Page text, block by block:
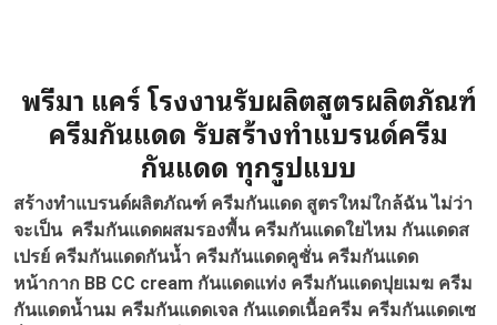
พรีมา แคร์ โรงงานรับผลิตสูตรผลิตภัณฑ์
ครีมกันแดด รับสร้างทำแบรนด์ครีม
กันแดด ทุกรูปแบบ
สร้างทำแบรนด์ผลิตภัณฑ์ ครีมกันแดด สูตรใหม่ใกล้ฉัน ไม่ว่า
จะเป็น ครีมกันแดดผสมรองพื้น ครีมกันแดดใยไหม กันแดดส
เปรย์ ครีมกันแดดกันน้ำ ครีมกันแดดคูชั่น ครีมกันแดด
หน้ากาก BB CC cream กันแดดแท่ง ครีมกันแดดปุยเมฆ ครีม
กันแดดน้ำนม ครีมกันแดดเจล กันแดดเนื้อครีม ครีมกันแดดเซ